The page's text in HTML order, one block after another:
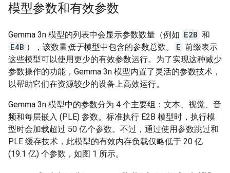
模型参数和有效参数
Gemma 3n 模型的列表中会显示参数数量（例如 E2B 和
E4B ），该数量低于模型中包含的参数总数。 E 前缀表示
这些模型可以使用更少的有效参数运行。为了实现这种减少
参数操作的功能，Gemma 3n 模型内置了灵活的参数技术，
以帮助它们在资源较少的设备上高效运行。
Gemma 3n 模型中的参数分为 4 个主要组：文本、视觉、音
频和每层嵌入 (PLE) 参数。标准执行 E2B 模型时，执行模
型时会加载超过 50 亿个参数。不过，通过使用参数跳过和
PLE 缓存技术，此模型的有效内存负载仅略低于 20 亿
(19.1 亿) 个参数，如图 1 所示。